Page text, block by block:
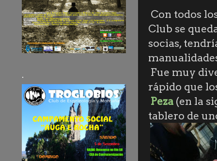
Con todos
Club se
socias,
Fue muy
rápido que
Peza (en la
tablero de
.